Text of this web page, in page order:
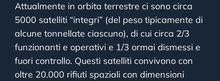
Attualmente in orbita terrestre ci sono circa
5000 satelliti “integri” (del peso tipicamente di
alcune tonnellate ciascuno), di cui circa 2/3
funzionanti e operativi e 1/3 ormai dismessi e
fuori controllo. Questi satelliti convivono con
oltre 20.000 rifiuti spaziali con dimensioni